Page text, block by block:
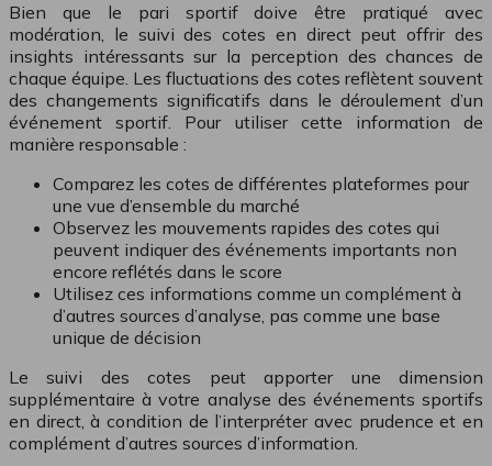
Bien que le pari sportif doive être pratiqué avec
modération, le suivi des cotes en direct peut offrir des
insights intéressants sur la perception des chances de
chaque équipe. Les fluctuations des cotes reflètent souvent
des changements significatifs dans le déroulement d’un
événement sportif. Pour utiliser cette information de
manière responsable :
Comparez les cotes de différentes plateformes pour
une vue d’ensemble du marché
Observez les mouvements rapides des cotes qui
peuvent indiquer des événements importants non
encore reflétés dans le score
Utilisez ces informations comme un complément à
d’autres sources d’analyse, pas comme une base
unique de décision
Le suivi des cotes peut apporter une dimension
supplémentaire à votre analyse des événements sportifs
en direct, à condition de l’interpréter avec prudence et en
complément d’autres sources d’information.